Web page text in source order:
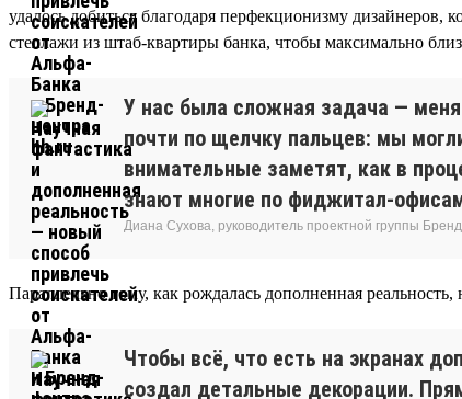
удалось добиться благодаря перфекционизму
стеллажи из штаб-квартиры банка, чтобы максимально
У нас была сложная задача —
почти по щелчку пальцев: мы
внимательные заметят, как в
знают многие по фиджитал-
Диана Сухова, руководитель проектной группы
Параллельно тому, как рождалась дополненная
Чтобы всё, что есть на экранах
создал детальные декорации.